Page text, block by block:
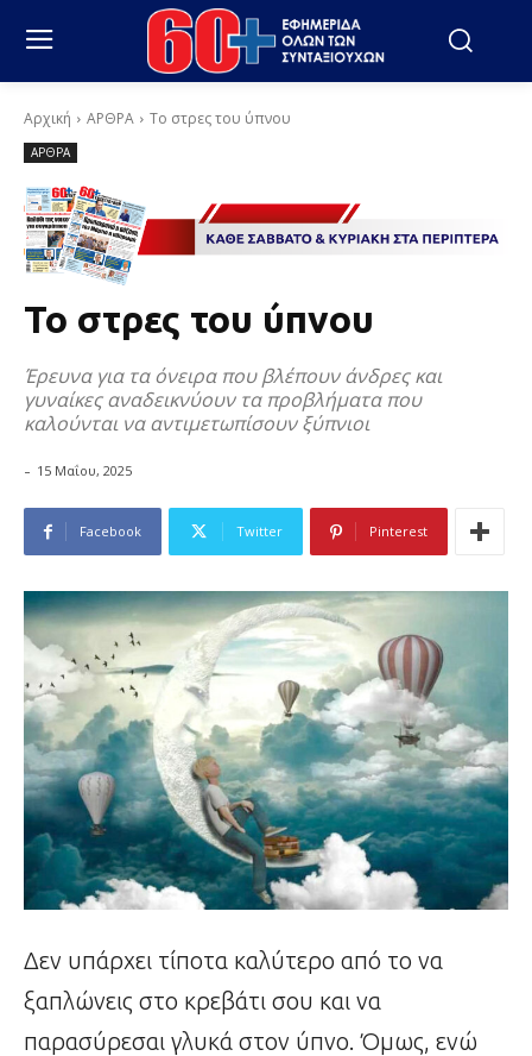
Αρχική ΑΡΘΡΑ Το στρες του ύπνου
ΑΡΘΡΑ
Το στρες του ύπνου
Έρευνα για τα όνειρα που βλέπουν άνδρες και
γυναίκες αναδεικνύουν τα προβλήματα που
καλούνται να αντιμετωπίσουν ξύπνιοι
- 15 Μαΐου, 2025
Facebook Twitter Pinterest
Δεν υπάρχει τίποτα καλύτερο από το να
ξαπλώνεις στο κρεβάτι σου και να
παρασύρεσαι γλυκά στον ύπνο. Όμως, ενώ